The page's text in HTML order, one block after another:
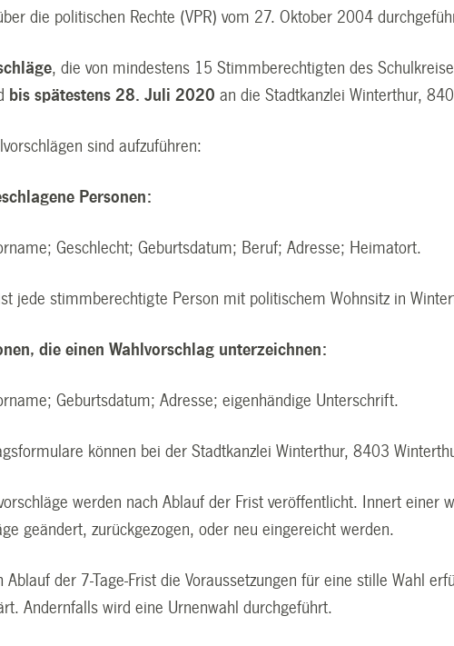
die politischen Rechte (VPR) vom 27. Oktober 2004
, die von mindestens 15 Stimmberechtigten des
bis spätestens 28. Juli 2020 an die Stadtkanzlei Winterthur,
sind aufzuführen:
Personen:
Geschlecht; Geburtsdatum; Beruf; Adresse; Heimatort.
jede stimmberechtigte Person mit politischem Wohnsitz in
die einen Wahlvorschlag unterzeichnen:
Geburtsdatum; Adresse; eigenhändige Unterschrift.
können bei der Stadtkanzlei Winterthur, 8403
werden nach Ablauf der Frist veröffentlicht. Innert einer
geändert, zurückgezogen, oder neu eingereicht werden.
der 7-Tage-Frist die Voraussetzungen für eine stille Wahl
Andernfalls wird eine Urnenwahl durchgeführt.